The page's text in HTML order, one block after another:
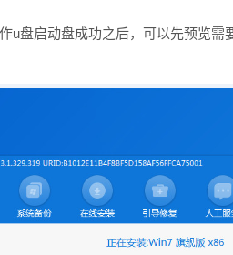
u盘启动盘成功之后，可以先预览